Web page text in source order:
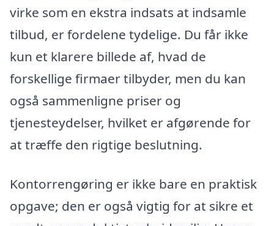
virke som en ekstra indsats at indsamle
tilbud, er fordelene tydelige. Du får ikke
kun et klarere billede af, hvad de
forskellige firmaer tilbyder, men du kan
også sammenligne priser og
tjenesteydelser, hvilket er afgørende for
at træffe den rigtige beslutning.
Kontorrengøring er ikke bare en praktisk
opgave; den er også vigtig for at sikre et